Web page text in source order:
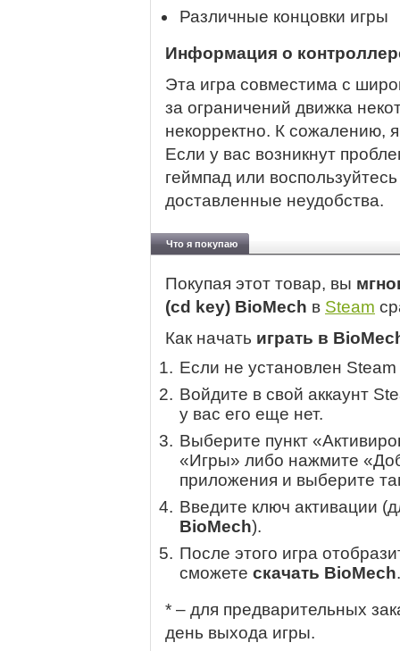
Различные концовки игры
Информация о
Эта игра совместима с
за ограничений движка
некорректно. К сожалению,
Если у вас возникнут
геймпад или
доставленные неудобства.
Что я покупаю
Покупая этот товар, вы
(cd key) BioMech в Steam
Как начать играть в
Если не установлен
Войдите в свой аккаунт
у вас его еще нет.
Выберите пункт
«Игры» либо нажмите
приложения и выберите
Введите ключ активации
BioMech).
После этого игра
сможете скачать BioMech.
* – для предварительных
день выхода игры.